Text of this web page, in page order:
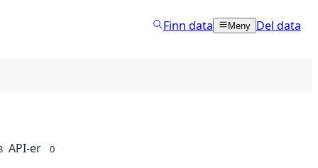
Finn data Meny Del data
API-er 0